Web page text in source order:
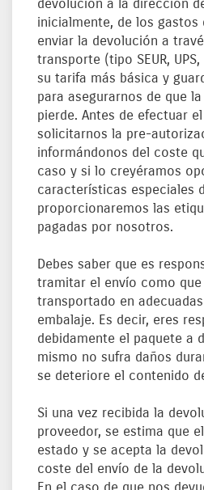
devolución a la dirección
inicialmente, de los gastos
enviar la devolución a
transporte (tipo SEUR,
su tarifa más básica y
para asegurarnos de que
pierde. Antes de efectuar
solicitarnos la pre-
informándonos del coste
caso y si lo creyéramos
características especiales
proporcionaremos las
pagadas por nosotros.
Debes saber que es
tramitar el envío como
transportado en
embalaje. Es decir, eres
debidamente el paquete a
mismo no sufra daños
se deteriore el contenido
Si una vez recibida la
proveedor, se estima que
estado y se acepta la
coste del envío de la